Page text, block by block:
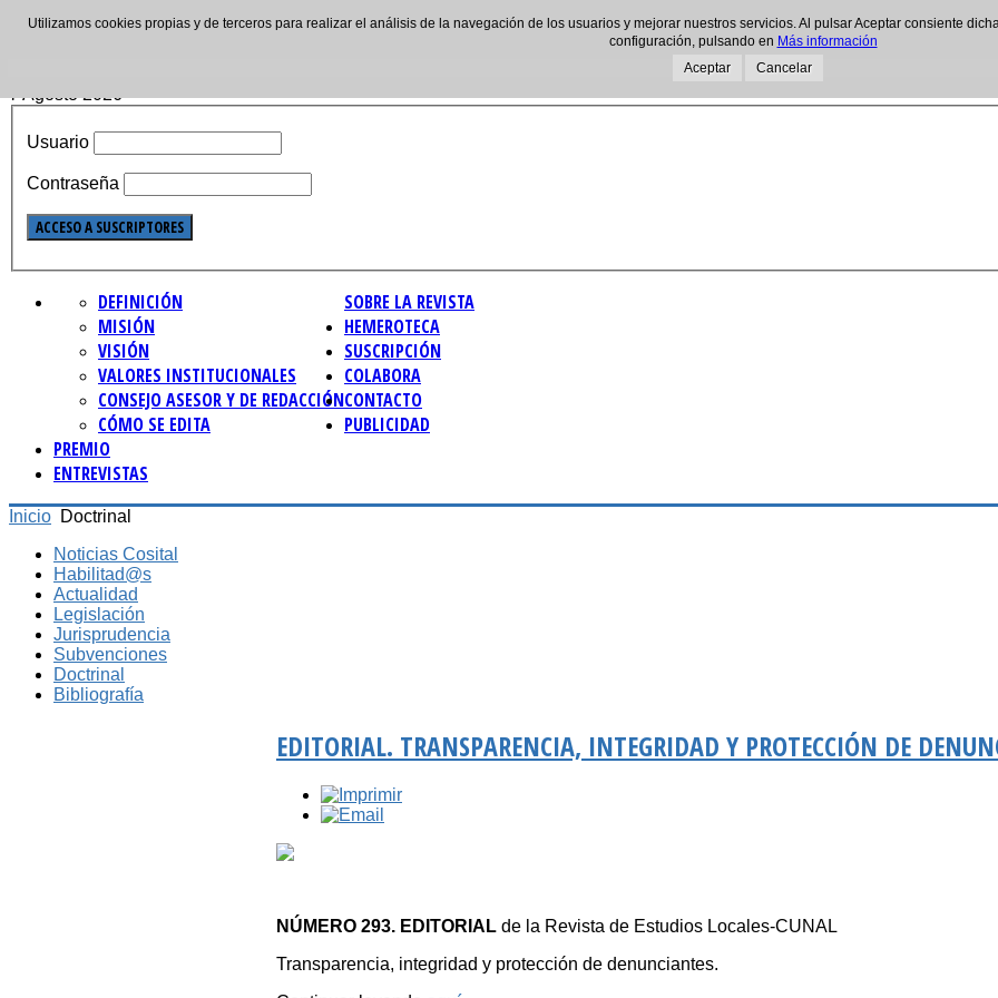
7 Agosto 2026
Usuario
Contraseña
SOBRE LA REVISTA
DEFINICIÓN
MISIÓN
VISIÓN
VALORES INSTITUCIONALES
CONSEJO ASESOR Y DE REDACCIÓN
CÓMO SE EDITA
HEMEROTECA
SUSCRIPCIÓN
COLABORA
CONTACTO
PUBLICIDAD
PREMIO
ENTREVISTAS
Inicio Doctrinal
Noticias Cosital
Habilitad@s
Actualidad
Legislación
Jurisprudencia
Subvenciones
Doctrinal
Bibliografía
EDITORIAL. TRANSPARENCIA, INTEGRIDAD Y PROTECCIÓN DE
NÚMERO 293. EDITORIAL de la Revista de Estudios Locales-CUNAL
Transparencia, integridad y protección de denunciantes.
Utilizamos cookies propias y de terceros para realizar el análisis de la navegación de los usuarios y mejorar nuestros servicios. Al pulsar Aceptar consiente
configuración, pulsando en Más información
Aceptar
Cancelar